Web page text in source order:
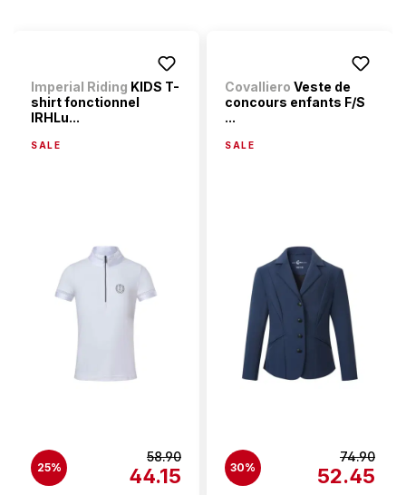
Imperial Riding KIDS T-
shirt fonctionnel
IRHLu...
SALE
25%
58.90
44.15
Covalliero Veste de
concours enfants F/S
...
SALE
30%
74.90
52.45